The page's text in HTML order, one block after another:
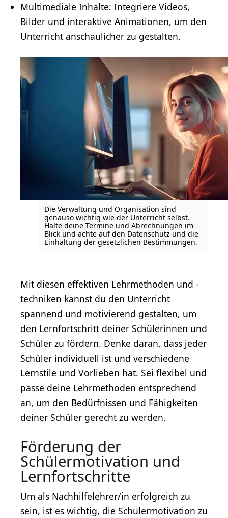
Multimediale Inhalte: Integriere Videos,
Bilder und interaktive Animationen, um den
Unterricht anschaulicher zu gestalten.
Die Verwaltung und Organisation sind
genauso wichtig wie der Unterricht selbst.
Halte deine Termine und Abrechnungen im
Blick und achte auf den Datenschutz und die
Einhaltung der gesetzlichen Bestimmungen.
Mit diesen effektiven Lehrmethoden und -
techniken kannst du den Unterricht
spannend und motivierend gestalten, um
den Lernfortschritt deiner Schülerinnen und
Schüler zu fördern. Denke daran, dass jeder
Schüler individuell ist und verschiedene
Lernstile und Vorlieben hat. Sei flexibel und
passe deine Lehrmethoden entsprechend
an, um den Bedürfnissen und Fähigkeiten
deiner Schüler gerecht zu werden.
Förderung der
Schülermotivation und
Lernfortschritte
Um als Nachhilfelehrer/in erfolgreich zu
sein, ist es wichtig, die Schülermotivation zu